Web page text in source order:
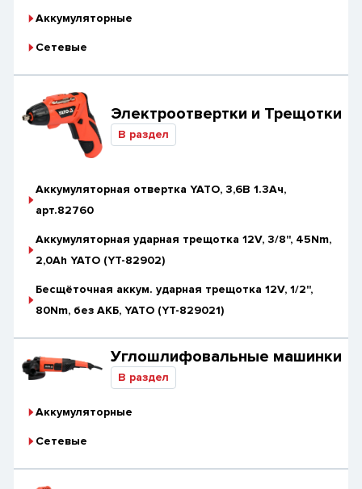
Аккумуляторные
Сетевые
Электроотвертки и Трещотки
В раздел
Аккумуляторная отвертка YATO, 3,6В 1.3Ач,
арт.82760
Аккумуляторная ударная трещотка 12V, 3/8'', 45Nm,
2,0Аh YATO (YT-82902)
Бесщёточная аккум. ударная трещотка 12V, 1/2'',
80Nm, без АКБ, YATO (YT-829021)
Углошлифовальные машинки
В раздел
Аккумуляторные
Сетевые